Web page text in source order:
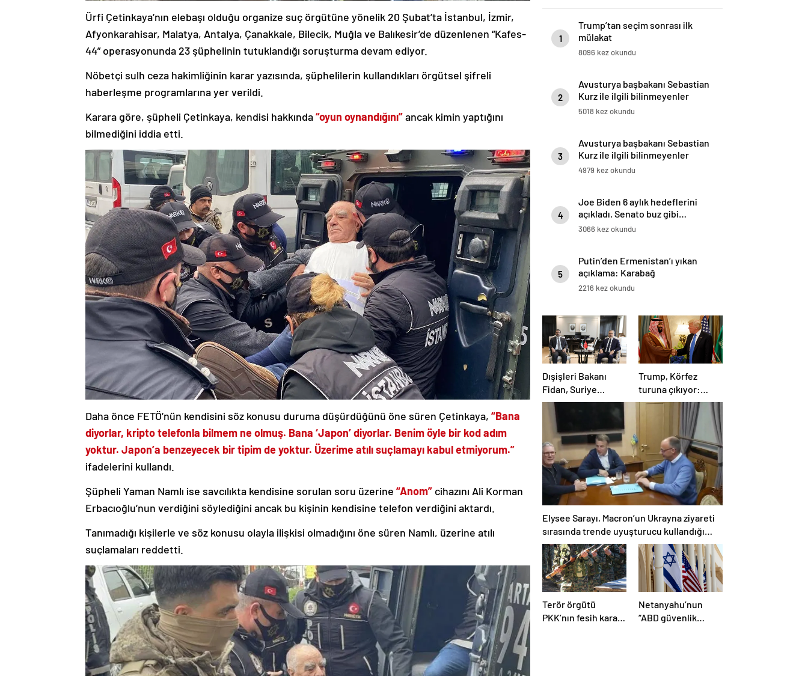
Ürfi Çetinkaya’nın elebaşı olduğu organize suç örgütüne yönelik 20 Şubat’ta İstanbul, İzmir,
Afyonkarahisar, Malatya, Antalya, Çanakkale, Bilecik, Muğla ve Balıkesir’de düzenlenen “Kafes-
44” operasyonunda 23 şüphelinin tutuklandığı soruşturma devam ediyor.
Nöbetçi sulh ceza hakimliğinin karar yazısında, şüphelilerin kullandıkları örgütsel şifreli
haberleşme programlarına yer verildi.
Karara göre, şüpheli Çetinkaya, kendisi hakkında“oyun oynandığını”ancak kimin yaptığını
bilmediğini iddia etti.
Daha önce FETÖ’nün kendisini söz konusu duruma düşürdüğünü öne süren Çetinkaya, “Bana
diyorlar, kripto telefonla bilmem ne olmuş. Bana ‘Japon’ diyorlar. Benim öyle bir kod adım
yoktur. Japon’a benzeyecek bir tipim de yoktur. Üzerime atılı suçlamayı kabul etmiyorum.”
ifadelerini kullandı.
Şüpheli Yaman Namlı ise savcılıkta kendisine sorulan soru üzerine “Anom” cihazını Ali Korman
Erbacıoğlu’nun verdiğini söylediğini ancak bu kişinin kendisine telefon verdiğini aktardı.
Tanımadığı kişilerle ve söz konusu olayla ilişkisi olmadığını öne süren Namlı, üzerine atılı
suçlamaları reddetti.
1
Trump’tan seçim sonrası ilk
mülakat
8096 kez okundu
2
Avusturya başbakanı Sebastian
Kurz ile ilgili bilinmeyenler
5018 kez okundu
3
Avusturya başbakanı Sebastian
Kurz ile ilgili bilinmeyenler
4979 kez okundu
4
Joe Biden 6 aylık hedeflerini
açıkladı. Senato buz gibi…
3066 kez okundu
5
Putin’den Ermenistan’ı yıkan
açıklama: Karabağ
Azerbaycan’ın ayrılmaz bir
2216 kez okundu
Dışişleri Bakanı
Fidan, Suriye
Dışişleri Bakanı
Esad Hasan Şeybani
ile görüştü
Trump, Körfez
turuna çıkıyor:
Beklentiler büyük
Elysee Sarayı, Macron’un Ukrayna ziyareti
sırasında trende uyuşturucu kullandığı
iddiasını yalanladı
Terör örgütü
PKK’nın fesih kararı
Netanyahu’nun
“ABD güvenlik